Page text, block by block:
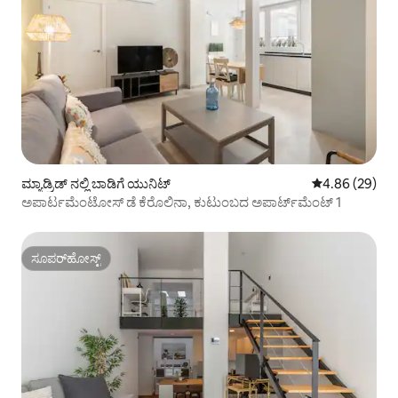
ಮ್ಯಾಡ್ರಿಡ್ ನಲ್ಲಿ ಬಾಡಿಗೆ ಯುನಿಟ್ 5 ರಲ್ಲಿ 4.86
4.86 (29)
ಅಪಾರ್ಟಮೆಂಟೋಸ್ ಡೆ ಕೆರೊಲಿನಾ, ಕುಟುಂಬದ ಅಪಾರ್ಟ್‌ಮೆಂಟ್ 1
ಸೂಪರ್‌ಹೋಸ್ಟ್
ಸೂಪರ್‌ಹೋಸ್ಟ್